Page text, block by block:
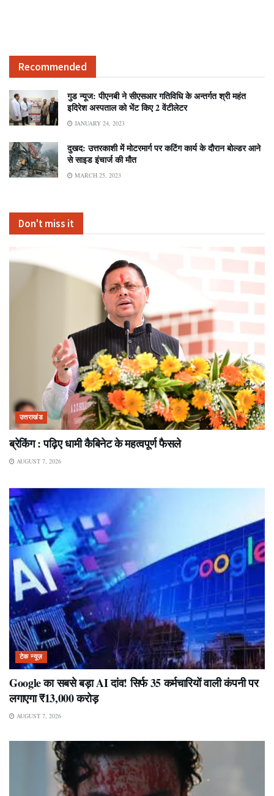
Recommended
गुड न्यूज: पीएनबी ने सीएसआर गतिविधि के अन्तर्गत श्री महंत
इदिरेश अस्पताल को भेंट किए 2 वेंटीलेटर
JANUARY 24, 2023
दुखद: उत्तरकाशी में मोटरमार्ग पर कटिंग कार्य के दौरान बोल्डर आने
से साइड इंचार्ज की मौत
MARCH 25, 2023
Don't miss it
उत्तराखंड
ब्रेकिंग : पढ़िए धामी कैबिनेट के महत्वपूर्ण फैसले
AUGUST 7, 2026
टेक न्यूज़
Google का सबसे बड़ा AI दांव! सिर्फ 35 कर्मचारियों वाली कंपनी पर
लगाएगा ₹13,000 करोड़
AUGUST 7, 2026